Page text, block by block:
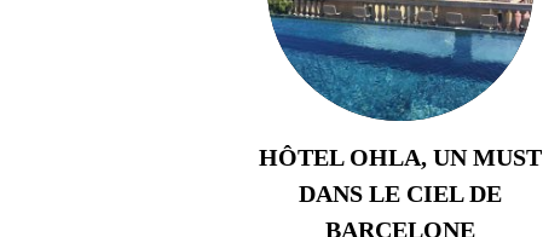
HÔTEL OHLA, UN MUST
DANS LE CIEL DE
BARCELONE